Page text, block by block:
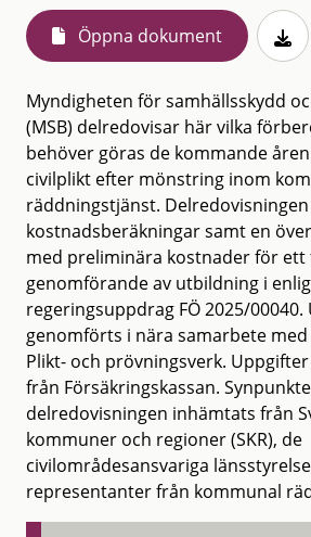
Öppna dokument
Myndigheten för samhällsskydd
(MSB) delredovisar här vilka
behöver göras de kommande
civilplikt efter mönstring inom
räddningstjänst.
kostnadsberäkningar samt en
med preliminära kostnader för ett
genomförande av utbildning i
regeringsuppdrag FÖ 2025/
genomförts i nära samarbete
Plikt- och prövningsverk.
från Försäkringskassan.
delredovisningen inhämtats från
kommuner och regioner (SKR), de
civilområdesansvariga
representanter från kommunal